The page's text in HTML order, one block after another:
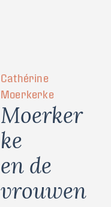
Cathérine
Moerkerke
Moerker
ke
en de
vrouwen